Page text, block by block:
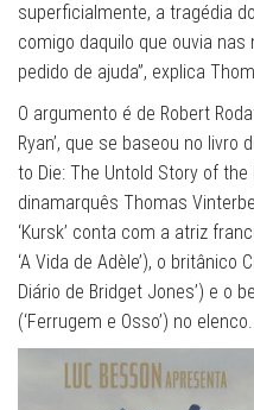
superficialmente, a tragédia
comigo daquilo que ouvia nas
pedido de ajuda”, explica
O argumento é de Robert
Ryan’, que se baseou no livro
to Die: The Untold Story of the
dinamarquês Thomas
‘Kursk’ conta com a atriz
‘A Vida de Adèle’), o britânico
Diário de Bridget Jones’) e o
(‘Ferrugem e Osso’) no elenco.